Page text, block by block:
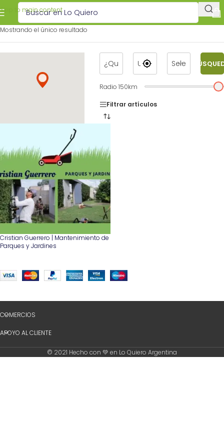
Skip to main content
Mostrando el único resultado
Radio150km
Filtrar artículos
Cristian Guerrero | Mantenimiento de
Parques y Jardines
COMERCIOS
APOYO AL CLIENTE
© 2021 Hecho con 💚 en Lo Quiero Argentina